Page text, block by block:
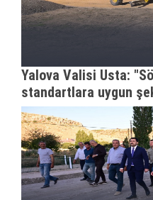
Yalova Valisi Usta:
standartlara uygun